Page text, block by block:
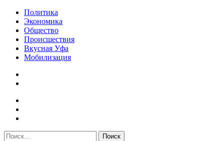
Политика
Экономика
Общество
Происшествия
Вкусная Уфа
Мобилизация